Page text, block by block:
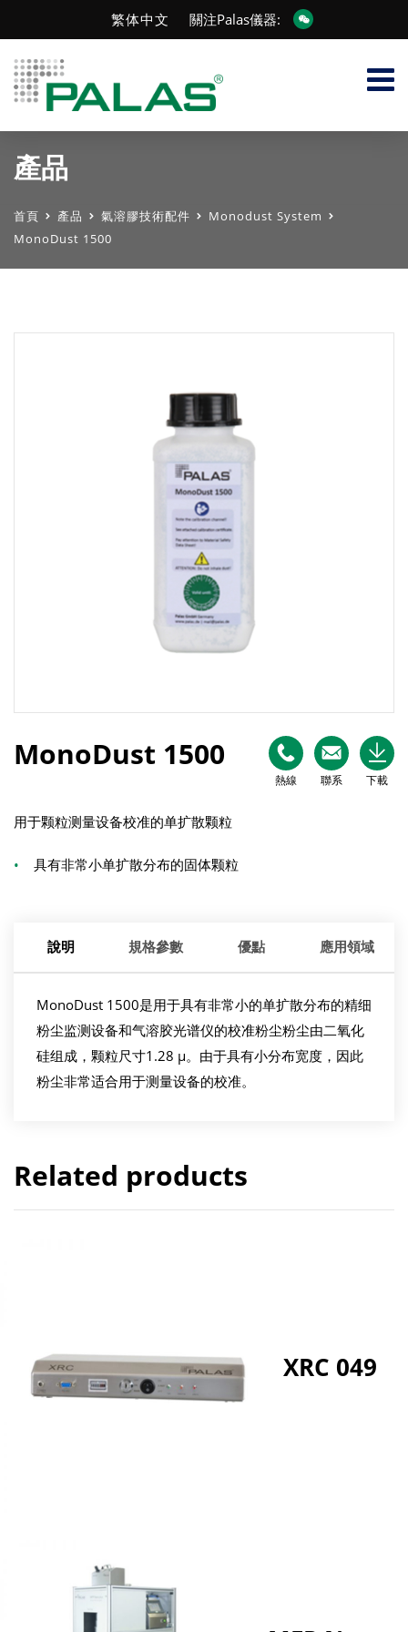
繁体中文 關注Palas儀器:
產品
首頁 產品 氣溶膠技術配件
Monodust System
MonoDust 1500
熱線 聯系 下載
MonoDust 1500
用于颗粒测量设备校准的单扩散颗粒
• 具有非常小单扩散分布的固体颗粒
說明 規格參數 優點 應用領域
MonoDust 1500是用于具有非常小的单扩散分布的精细
粉尘监测设备和气溶胶光谱仪的校准粉尘粉尘由二氧化
硅组成，颗粒尺寸1.28 µ。由于具有小分布宽度，因此
粉尘非常适合用于测量设备的校准。
Related products
XRC 049